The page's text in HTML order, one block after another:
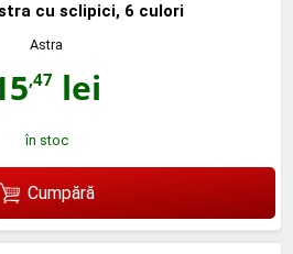
cu sclipici, 6 culori
Astra
,47 lei
în stoc
Cumpără